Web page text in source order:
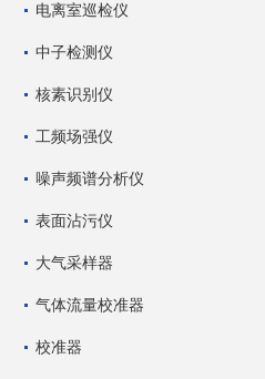
电离室巡检仪
中子检测仪
核素识别仪
工频场强仪
噪声频谱分析仪
表面沾污仪
大气采样器
气体流量校准器
校准器